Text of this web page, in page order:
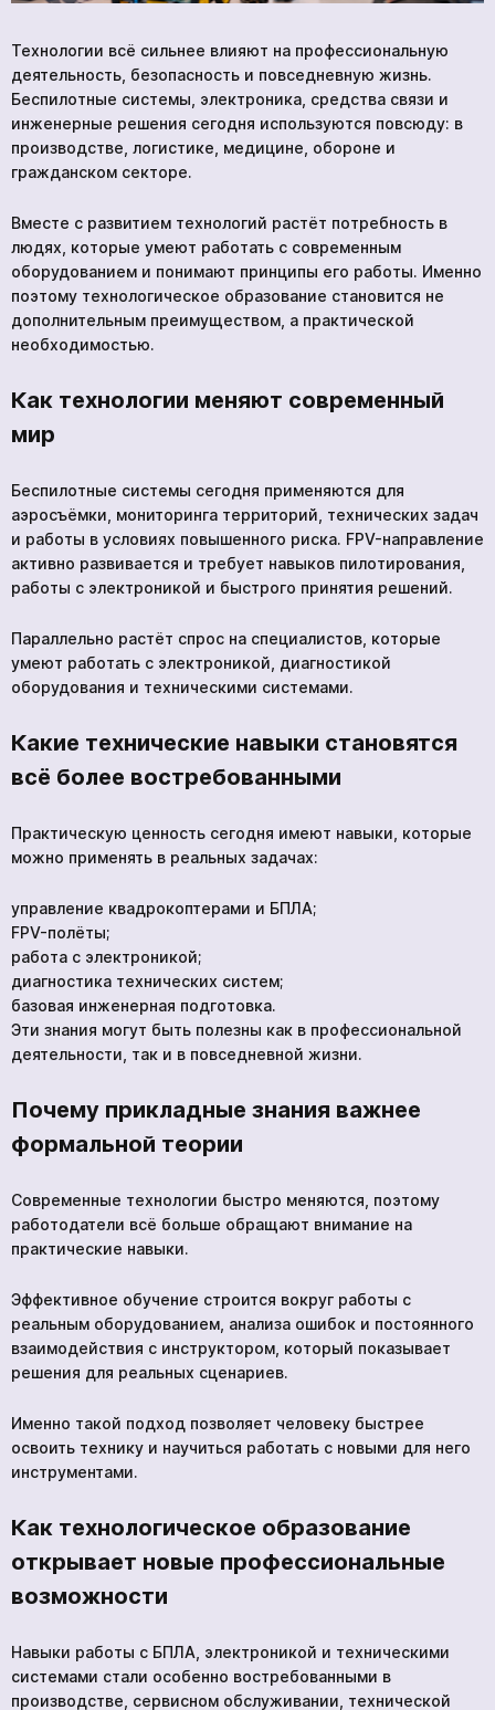
Технологии всё сильнее влияют на профессиональную
деятельность, безопасность и повседневную жизнь.
Беспилотные системы, электроника, средства связи и
инженерные решения сегодня используются повсюду: в
производстве, логистике, медицине, обороне и
гражданском секторе.
Вместе с развитием технологий растёт потребность в
людях, которые умеют работать с современным
оборудованием и понимают принципы его работы. Именно
поэтому технологическое образование становится не
дополнительным преимуществом, а практической
необходимостью.
Как технологии меняют современный
мир
Беспилотные системы сегодня применяются для
аэросъёмки, мониторинга территорий, технических задач
и работы в условиях повышенного риска. FPV-направление
активно развивается и требует навыков пилотирования,
работы с электроникой и быстрого принятия решений.
Параллельно растёт спрос на специалистов, которые
умеют работать с электроникой, диагностикой
оборудования и техническими системами.
Какие технические навыки становятся
всё более востребованными
Практическую ценность сегодня имеют навыки, которые
можно применять в реальных задачах:
управление квадрокоптерами и БПЛА;
FPV-полёты;
работа с электроникой;
диагностика технических систем;
базовая инженерная подготовка.
Эти знания могут быть полезны как в профессиональной
деятельности, так и в повседневной жизни.
Почему прикладные знания важнее
формальной теории
Современные технологии быстро меняются, поэтому
работодатели всё больше обращают внимание на
практические навыки.
Эффективное обучение строится вокруг работы с
реальным оборудованием, анализа ошибок и постоянного
взаимодействия с инструктором, который показывает
решения для реальных сценариев.
Именно такой подход позволяет человеку быстрее
освоить технику и научиться работать с новыми для него
инструментами.
Как технологическое образование
открывает новые профессиональные
возможности
Навыки работы с БПЛА, электроникой и техническими
системами стали особенно востребованными в
производстве, сервисном обслуживании, технической